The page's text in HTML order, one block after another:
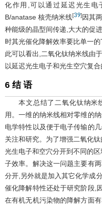
化作用,可以通过延迟光生电
B/anatase 核壳纳米线[39]因其
种能级的晶型间传递,大大的促
时其光催化降解效率要比单一的
此可以看出,二氧化钛纳米线由
以延迟光生电子和光生空穴复
6 结 语
本文总结了二氧化钛纳米
用。一维的纳米线相对零维的
电学特性以及便于电子传输的
关注和研究。为了增强二氧化
光生电子和空穴分开到不同的
子效率。解决这一问题主要有
分开,另外就是加入其它化学成
催化降解特性还处于研究阶段,
在有机无机污染物的降解方面